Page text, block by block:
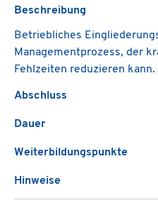
Beschreibung
Betriebliches
Managementprozess, der
Fehlzeiten reduzieren
Abschluss
Dauer
Weiterbildungspunkte
Hinweise